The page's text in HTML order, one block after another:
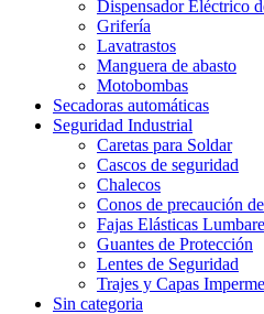
Dispensador Eléctrico
Grifería
Lavatrastos
Manguera de abasto
Motobombas
Secadoras automáticas
Seguridad Industrial
Caretas para Soldar
Cascos de seguridad
Chalecos
Conos de precaución
Fajas Elásticas
Guantes de Protección
Lentes de Seguridad
Trajes y Capas
Sin categoria